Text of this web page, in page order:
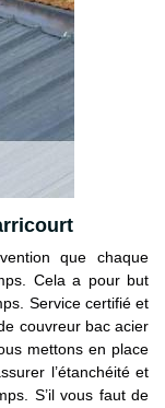
que chaque
Cela a pour but
Service certifié et
couvreur bac acier
mettons en place
l’étanchéité et
S’il vous faut de